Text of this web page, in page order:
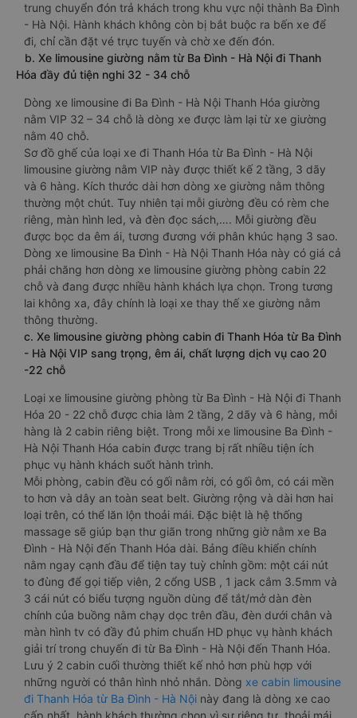
trung chuyển đón trả khách trong khu vực nội thành Ba Đình
- Hà Nội. Hành khách không còn bị bắt buộc ra bến xe để
đi, chỉ cần đặt vé trực tuyến và chờ xe đến đón.
b. Xe limousine giường nằm từ Ba Đình - Hà Nội đi Thanh
Hóa đầy đủ tiện nghi 32 - 34 chỗ
Dòng xe limousine đi Ba Đình - Hà Nội Thanh Hóa giường
nằm VIP 32 – 34 chỗ là dòng xe được làm lại từ xe giường
nằm 40 chỗ.
Sơ đồ ghế của loại xe đi Thanh Hóa từ Ba Đình - Hà Nội
limousine giường nằm VIP này được thiết kế 2 tầng, 3 dãy
và 6 hàng. Kích thước dài hơn dòng xe giường nằm thông
thường một chút. Tuy nhiên tại mỗi giường đều có rèm che
riêng, màn hình led, và đèn đọc sách,…. Mỗi giường đều
được bọc da êm ái, tương đương với phân khúc hạng 3 sao.
Dòng xe limousine Ba Đình - Hà Nội Thanh Hóa này có giá cả
phải chăng hơn dòng xe limousine giường phòng cabin 22
chỗ và đang được nhiều hành khách lựa chọn. Trong tương
lai không xa, đây chính là loại xe thay thế xe giường nằm
thông thường.
c. Xe limousine giường phòng cabin đi Thanh Hóa từ Ba Đình
- Hà Nội VIP sang trọng, êm ái, chất lượng dịch vụ cao 20
-22 chỗ
Loại xe limousine giường phòng từ Ba Đình - Hà Nội đi Thanh
Hóa 20 - 22 chỗ được chia làm 2 tầng, 2 dãy và 6 hàng, mỗi
hàng là 2 cabin riêng biệt. Trong mỗi xe limousine Ba Đình -
Hà Nội Thanh Hóa cabin được trang bị rất nhiều tiện ích
phục vụ hành khách suốt hành trình.
Mỗi phòng, cabin đều có gối nằm rời, có gối ôm, có cái mền
to hơn và dây an toàn seat belt. Giường rộng và dài hơn hai
loại trên, có thể lăn lộn thoải mái. Đặc biệt là hệ thống
massage sẽ giúp bạn thư giãn trong những giờ nằm xe Ba
Đình - Hà Nội đến Thanh Hóa dài. Bảng điều khiển chính
nằm ngay cạnh đầu để tiện tay tuỳ chỉnh gồm: một cái nút
to đùng để gọi tiếp viên, 2 cổng USB , 1 jack cắm 3.5mm và
3 cái nút có biểu tượng nguồn dùng để tắt/mở dàn đèn
chính của buồng nằm chạy dọc trên đầu, đèn dưới chân và
màn hình tv có đầy đủ phim chuẩn HD phục vụ hành khách
giải trí trong chuyến đi từ Ba Đình - Hà Nội đến Thanh Hóa.
Lưu ý 2 cabin cuối thường thiết kế nhỏ hơn phù hợp với
những người có thân hình nhỏ nhắn. Dòng xe cabin limousine
đi Thanh Hóa từ Ba Đình - Hà Nội này đang là dòng xe cao
cấp nhất, hành khách thường chọn vì sự riêng tư, thoải mái,